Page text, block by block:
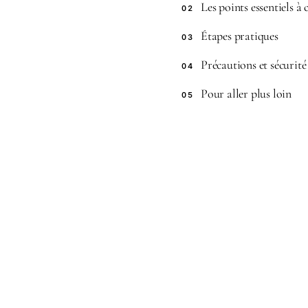
02 Les points essentiels à
03 Étapes pratiques
04 Précautions et sécurité
05 Pour aller plus loin